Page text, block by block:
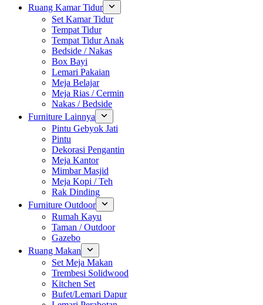
Ruang Kamar Tidur
Set Kamar Tidur
Tempat Tidur
Tempat Tidur Anak
Bedside / Nakas
Box Bayi
Lemari Pakaian
Meja Belajar
Meja Rias / Cermin
Nakas / Bedside
Furniture Lainnya
Pintu Gebyok Jati
Pintu
Dekorasi Pengantin
Meja Kantor
Mimbar Masjid
Meja Kopi / Teh
Rak Dinding
Furniture Outdoor
Rumah Kayu
Taman / Outdoor
Gazebo
Ruang Makan
Set Meja Makan
Trembesi Solidwood
Kitchen Set
Bufet/Lemari Dapur